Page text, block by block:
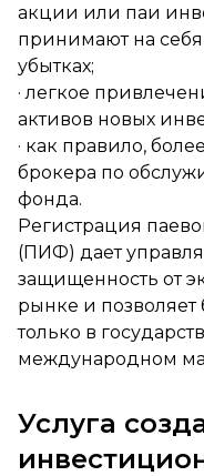
акции или паи
принимают на
убытках;
· легкое
активов новых
· как правило,
брокера по
фонда.
Регистрация
(ПИФ) дает
защищенность от
рынке и позволяет
только в
международном
Услуга